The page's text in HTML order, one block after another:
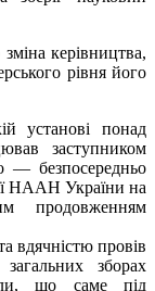
керівництва,
рівня його
установі понад
заступником
— безпосередньо
НААН України на
продовженням
вдячністю провів
зборах
що саме під